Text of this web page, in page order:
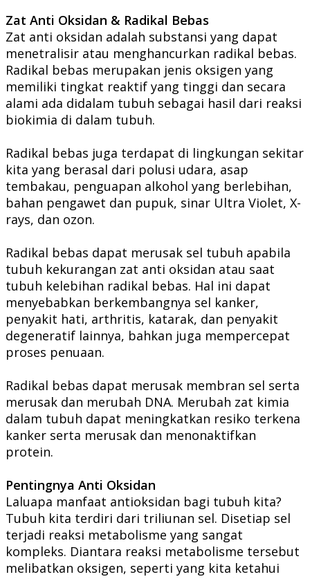
Zat Anti Oksidan & Radikal Bebas
Zat anti oksidan adalah substansi yang dapat
menetralisir atau menghancurkan radikal bebas.
Radikal bebas merupakan jenis oksigen yang
memiliki tingkat reaktif yang tinggi dan secara
alami ada didalam tubuh sebagai hasil dari reaksi
biokimia di dalam tubuh.
Radikal bebas juga terdapat di lingkungan sekitar
kita yang berasal dari polusi udara, asap
tembakau, penguapan alkohol yang berlebihan,
bahan pengawet dan pupuk, sinar Ultra Violet, X-
rays, dan ozon.
Radikal bebas dapat merusak sel tubuh apabila
tubuh kekurangan zat anti oksidan atau saat
tubuh kelebihan radikal bebas. Hal ini dapat
menyebabkan berkembangnya sel kanker,
penyakit hati, arthritis, katarak, dan penyakit
degeneratif lainnya, bahkan juga mempercepat
proses penuaan.
Radikal bebas dapat merusak membran sel serta
merusak dan merubah DNA. Merubah zat kimia
dalam tubuh dapat meningkatkan resiko terkena
kanker serta merusak dan menonaktifkan
protein.
Pentingnya Anti Oksidan
Laluapa manfaat antioksidan bagi tubuh kita?
Tubuh kita terdiri dari triliunan sel. Disetiap sel
terjadi reaksi metabolisme yang sangat
kompleks. Diantara reaksi metabolisme tersebut
melibatkan oksigen, seperti yang kita ketahui